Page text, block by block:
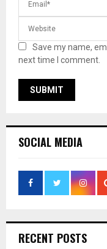
Save my name,
next time I comment.
SOCIAL MEDIA
RECENT POSTS